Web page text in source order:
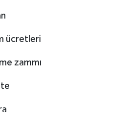
ücretleri
zammı